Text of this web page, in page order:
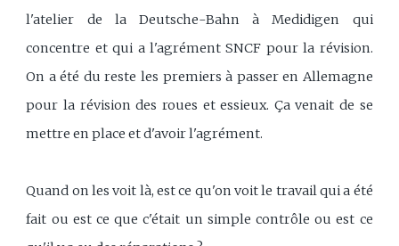
l'atelier de la Deutsche-Bahn à Medidigen qui
concentre et qui a l'agrément SNCF pour la révision.
On a été du reste les premiers à passer en Allemagne
pour la révision des roues et essieux. Ça venait de se
mettre en place et d'avoir l'agrément.
Quand on les voit là, est ce qu'on voit le travail qui a été
fait ou est ce que c'était un simple contrôle ou est ce